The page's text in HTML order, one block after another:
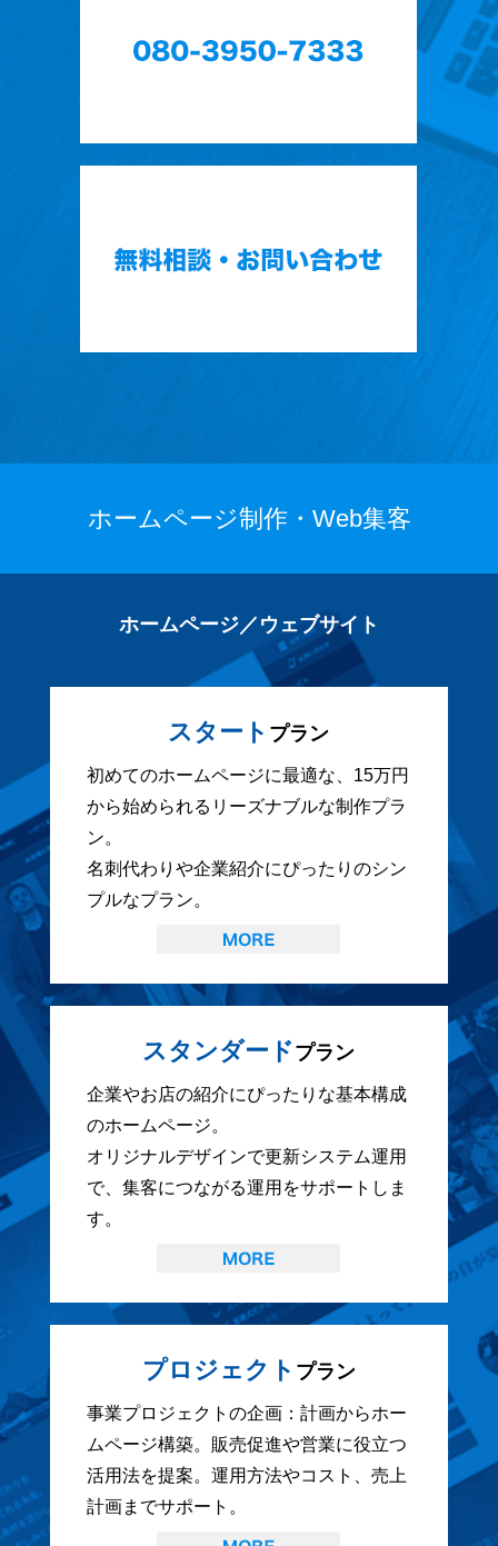
ホームページ制作・Web集客
ホームページ／ウェブサイト
スタート プラン
初めてのホームページに最適な、15万円
から始められるリーズナブルな制作プラ
ン。
名刺代わりや企業紹介にぴったりのシン
プルなプラン。
スタンダードプラン
企業やお店の紹介にぴったりな基本構成
のホームページ。
オリジナルデザインで更新システム運用
で、集客につながる運用をサポートしま
す。
プロジェクト プラン
事業プロジェクトの企画：計画からホー
ムページ構築。販売促進や営業に役立つ
活用法を提案。運用方法やコスト、売上
計画までサポート。